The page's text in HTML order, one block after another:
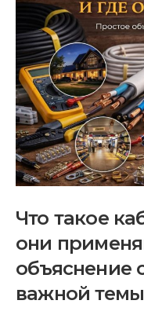
Что такое
они
объяснение
важной темы